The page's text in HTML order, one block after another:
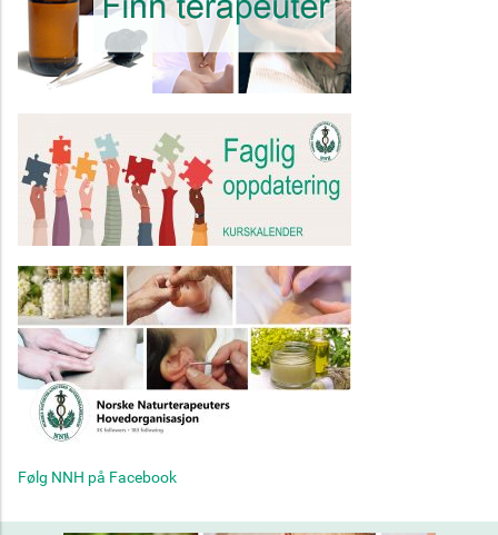
Følg NNH på Facebook